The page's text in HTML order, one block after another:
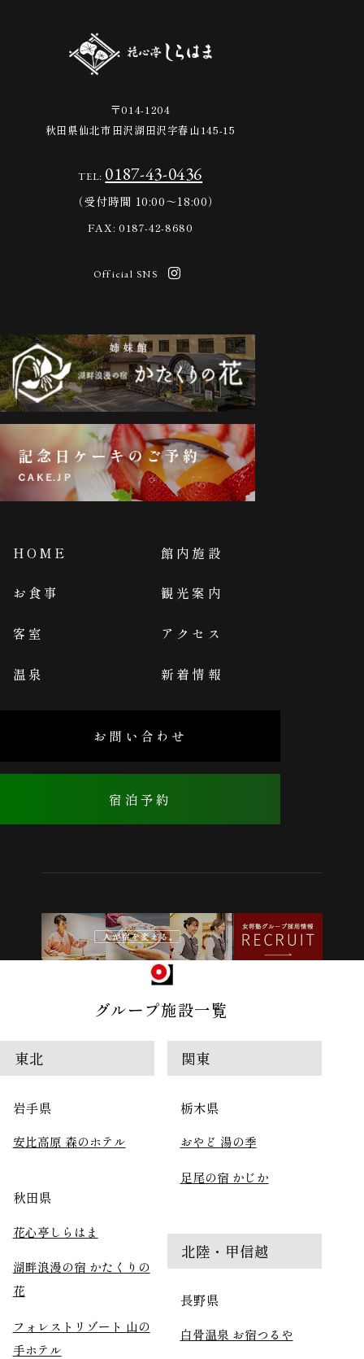
〒014-1204
秋田県仙北市田沢湖田沢字春山145-15
TEL: 0187-43-0436
（受付時間 10:00～18:00）
FAX: 0187-42-8680
Official SNS
HOME
お食事
客室
温泉
館内施設
観光案内
アクセス
新着情報
お問い合わせ
宿泊予約
グループ施設一覧
東北
岩手県
安比高原 森のホテル
秋田県
花心亭しらはま
湖畔浪漫の宿 かたくりの
花
フォレストリゾート 山の
手ホテル
関東
栃木県
おやど 湯の季
足尾の宿 かじか
北陸・甲信越
長野県
白骨温泉 お宿つるや